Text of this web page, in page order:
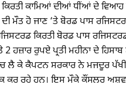
ਕਾਮਿਆਂ ਦੀਆਂ ਧੀਂਆਂ ਦੇ ਵਿਆਹ
ਦੀ ਮੌਤ ਹੋ ਜਾਣ ‘ਤੇ ਬੋਰਡ ਪਾਸ
ਕਿਰਤੀ ਬੋਰਡ ਪਾਸ
2 ਹਜ਼ਾਰ ਰੁਪਏ ਪ੍ਰਤੀ ਮਹੀਨਾ ਦੇ
ਲੈ ਕੇ ਕੈਪਟਨ ਸਰਕਾਰ ਨੇ ਮਜਦੂਰ ਪੱਖੀ
ਕਰ ਰਹੇ ਹਨ। ਇਸ ਮੌਕੇ ਕੌਂਸਲਰ